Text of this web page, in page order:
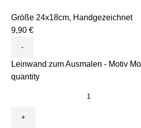
Größe 24x18cm, Handgezeichnet
9,90 €
Leinwand zum Ausmalen - Motiv
quantity